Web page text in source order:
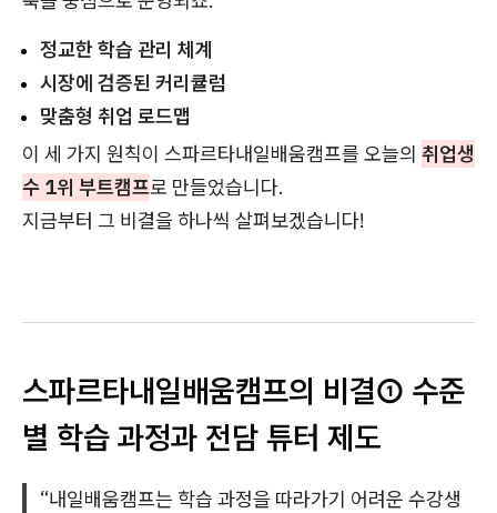
정교한 학습 관리 체계
시장에 검증된 커리큘럼
맞춤형 취업 로드맵
이 세 가지 원칙이 스파르타내일배움캠프를 오늘의 취업생
수 1위 부트캠프로 만들었습니다.
지금부터 그 비결을 하나씩 살펴보겠습니다!
스파르타내일배움캠프의 비결① 수준
별 학습 과정과 전담 튜터 제도
“내일배움캠프는 학습 과정을 따라가기 어려운 수강생